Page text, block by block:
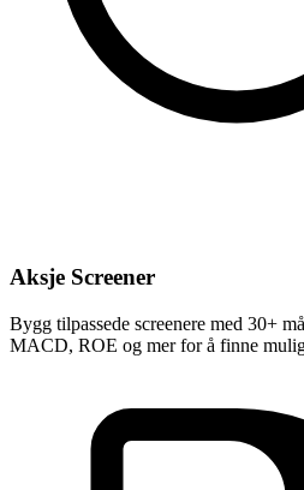
Aksje Screener
Bygg tilpassede screenere med 30+
MACD, ROE og mer for å finne